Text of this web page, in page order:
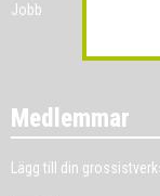
Jobb
Medlemmar
Lägg till din